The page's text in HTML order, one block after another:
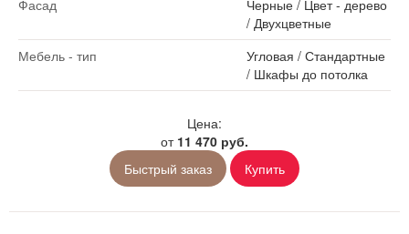
Фасад
Черные/ Цвет - дерево
/ Двухцветные
Мебель - тип
Угловая / Стандартные
/ Шкафы до потолка
Цена:
от 11 470 руб.
Быстрый заказ
Купить